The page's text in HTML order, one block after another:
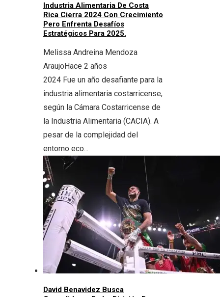
Industria Alimentaria De Costa
Rica Cierra 2024 Con Crecimiento
Pero Enfrenta Desafíos
Estratégicos Para 2025.
Melissa Andreina Mendoza
AraujoHace 2 años
2024 Fue un año desafiante para la
industria alimentaria costarricense,
según la Cámara Costarricense de
la Industria Alimentaria (CACIA). A
pesar de la complejidad del
entorno eco...
David Benavidez Busca